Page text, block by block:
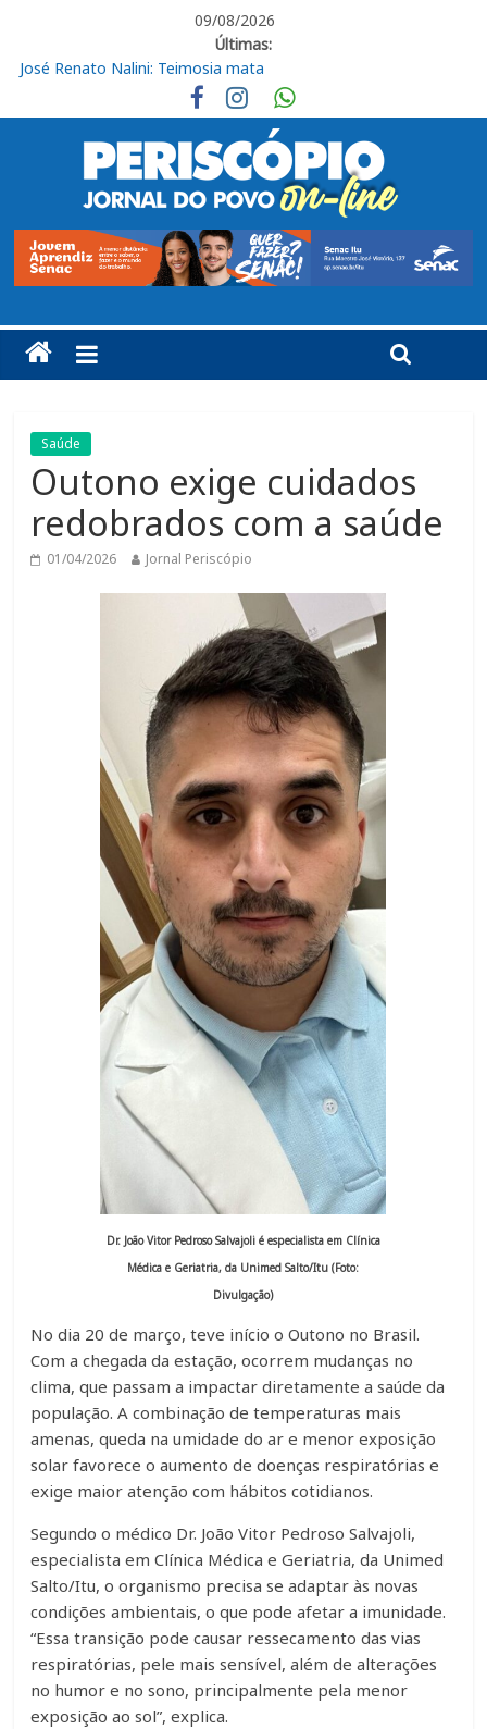
09/08/2026
Últimas:
José Renato Nalini: Teimosia mata
Obras de R$ 54 milhões avançam na Rodovia Vereador José de
Moraes, em Cabreúva
Em casa, Ituano Sub-20 perde para o Red Bull Bragantino
Ituano quer união para vencer o Barra neste sábado
Ituano vence o Barra pelo Campeonato Brasileiro da Série C
Saúde
Outono exige cuidados
redobrados com a saúde
01/04/2026 Jornal Periscópio
Dr. João Vitor Pedroso Salvajoli é especialista em Clínica
Médica e Geriatria, da Unimed Salto/Itu (Foto:
Divulgação)
No dia 20 de março, teve início o Outono no Brasil.
Com a chegada da estação, ocorrem mudanças no
clima, que passam a impactar diretamente a saúde da
população. A combinação de temperaturas mais
amenas, queda na umidade do ar e menor exposição
solar favorece o aumento de doenças respiratórias e
exige maior atenção com hábitos cotidianos.
Segundo o médico Dr. João Vitor Pedroso Salvajoli,
especialista em Clínica Médica e Geriatria, da Unimed
Salto/Itu, o organismo precisa se adaptar às novas
condições ambientais, o que pode afetar a imunidade.
“Essa transição pode causar ressecamento das vias
respiratórias, pele mais sensível, além de alterações
no humor e no sono, principalmente pela menor
exposição ao sol”, explica.